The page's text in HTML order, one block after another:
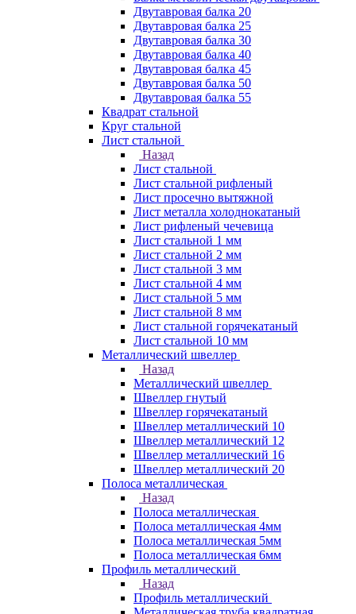
Двутавровая балка 20
Двутавровая балка 25
Двутавровая балка 30
Двутавровая балка 40
Двутавровая балка 45
Двутавровая балка 50
Двутавровая балка 55
Квадрат стальной
Круг стальной
Лист стальной
Назад
Лист стальной
Лист стальной рифленый
Лист просечно вытяжной
Лист металла холоднокатаный
Лист рифленый чечевица
Лист стальной 1 мм
Лист стальной 2 мм
Лист стальной 3 мм
Лист стальной 4 мм
Лист стальной 5 мм
Лист стальной 8 мм
Лист стальной горячекатаный
Лист стальной 10 мм
Металлический швеллер
Назад
Металлический швеллер
Швеллер гнутый
Швеллер горячекатаный
Швеллер металлический 10
Швеллер металлический 12
Швеллер металлический 16
Швеллер металлический 20
Полоса металлическая
Назад
Полоса металлическая
Полоса металлическая 4мм
Полоса металлическая 5мм
Полоса металлическая 6мм
Профиль металлический
Назад
Профиль металлический